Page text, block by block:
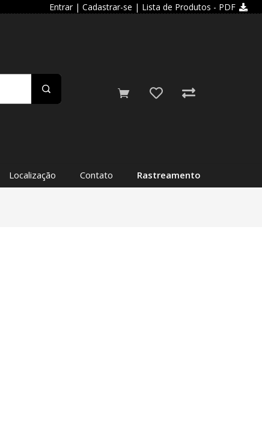
Entrar | Cadastrar-se | Lista de Produtos - PDF
Localização Contato Rastreamento